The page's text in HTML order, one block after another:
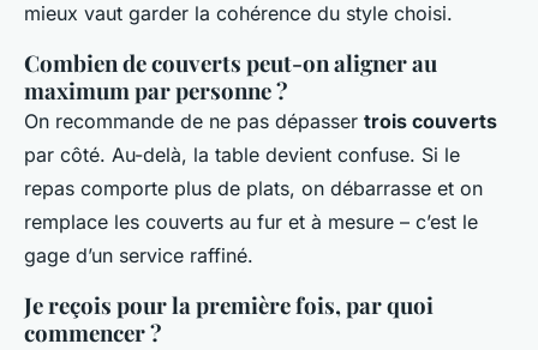
mieux vaut garder la cohérence du style choisi.
Combien de couverts peut-on aligner au
maximum par personne ?
On recommande de ne pas dépasser trois couverts
par côté. Au-delà, la table devient confuse. Si le
repas comporte plus de plats, on débarrasse et on
remplace les couverts au fur et à mesure – c’est le
gage d’un service raffiné.
Je reçois pour la première fois, par quoi
commencer ?